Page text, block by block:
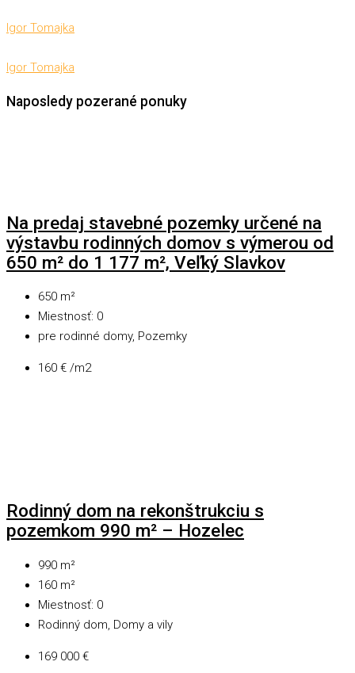
Igor Tomajka
Igor Tomajka
Naposledy pozerané ponuky
Na predaj stavebné pozemky určené na
výstavbu rodinných domov s výmerou od
650 m² do 1 177 m², Veľký Slavkov
650 m²
Miestnosť: 0
pre rodinné domy, Pozemky
160 € /m2
Rodinný dom na rekonštrukciu s
pozemkom 990 m² – Hozelec
990 m²
160 m²
Miestnosť: 0
Rodinný dom, Domy a vily
169 000 €